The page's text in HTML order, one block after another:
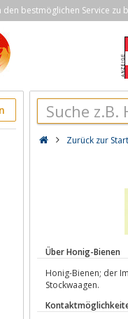
bestmöglichen Service
Zurück zur
Über Honig-Bienen
Honig-Bienen; der
Stockwaagen.